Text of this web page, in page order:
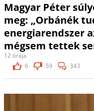
Magyar Péter
meg: „Orbánék
energiarendszer
mégsem tettek
12 órája
6
59 343